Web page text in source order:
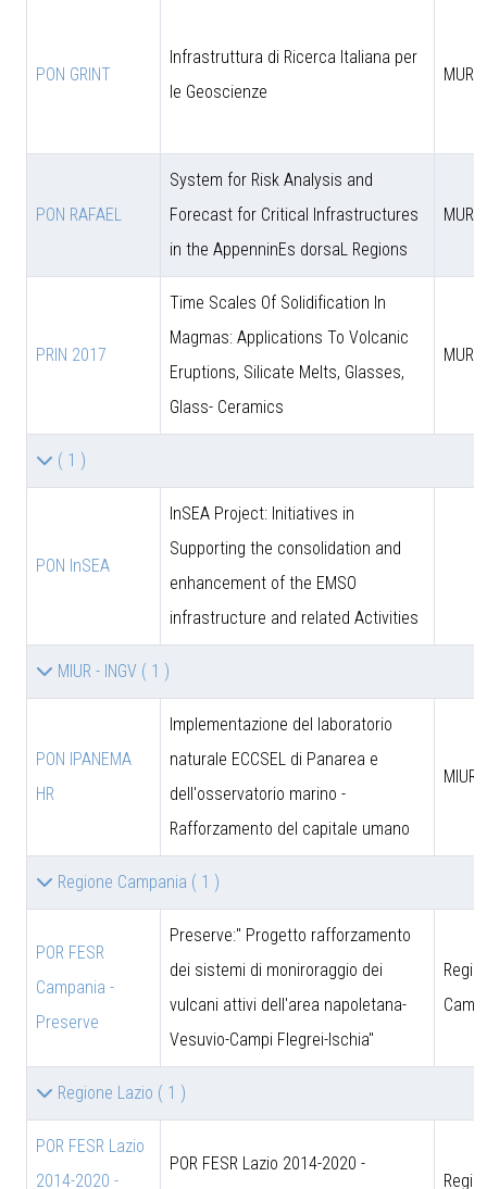
PON GRINT
Infrastruttura di Ricerca Italiana per
le Geoscienze
MUR
PON RAFAEL
System for Risk Analysis and
Forecast for Critical Infrastructures
in the AppenninEs dorsaL Regions
MUR
PRIN 2017
Time Scales Of Solidification In
Magmas: Applications To Volcanic
Eruptions, Silicate Melts, Glasses,
Glass- Ceramics
MUR
( 1 )
PON InSEA
InSEA Project: Initiatives in
Supporting the consolidation and
enhancement of the EMSO
infrastructure and related Activities
MIUR - INGV ( 1 )
PON IPANEMA
HR
Implementazione del laboratorio
naturale ECCSEL di Panarea e
dell'osservatorio marino -
Rafforzamento del capitale umano
MIUR
Regione Campania ( 1 )
POR FESR
Campania -
Preserve
Preserve:" Progetto rafforzamento
dei sistemi di moniroraggio dei
vulcani attivi dell'area napoletana-
Vesuvio-Campi Flegrei-Ischia"
Regione Lazio ( 1 )
POR FESR Lazio
2014-2020 -
POR FESR Lazio 2014-2020 -